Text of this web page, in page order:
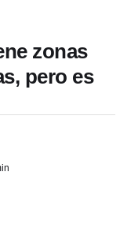
zonas
pero es